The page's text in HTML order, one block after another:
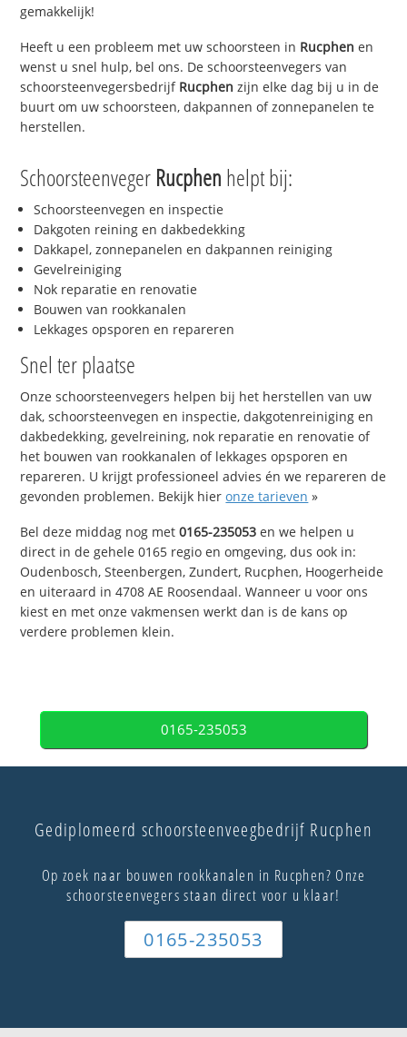
gemakkelijk!
Heeft u een probleem met uw schoorsteen in Rucphen en
wenst u snel hulp, bel ons. De schoorsteenvegers van
schoorsteenvegersbedrijf Rucphen zijn elke dag bij u in de
buurt om uw schoorsteen, dakpannen of zonnepanelen te
herstellen.
Schoorsteenveger Rucphen helpt bij:
Schoorsteenvegen en inspectie
Dakgoten reining en dakbedekking
Dakkapel, zonnepanelen en dakpannen reiniging
Gevelreiniging
Nok reparatie en renovatie
Bouwen van rookkanalen
Lekkages opsporen en repareren
Snel ter plaatse
Onze schoorsteenvegers helpen bij het herstellen van uw
dak, schoorsteenvegen en inspectie, dakgotenreiniging en
dakbedekking, gevelreining, nok reparatie en renovatie of
het bouwen van rookkanalen of lekkages opsporen en
repareren. U krijgt professioneel advies én we repareren de
gevonden problemen. Bekijk hieronze tarieven »
Bel deze middag nog met0165-235053 en we helpen u
direct in de gehele 0165 regio en omgeving, dus ook in:
Oudenbosch, Steenbergen, Zundert, Rucphen, Hoogerheide
en uiteraard in 4708 AE Roosendaal. Wanneer u voor ons
kiest en met onze vakmensen werkt dan is de kans op
verdere problemen klein.
0165-235053
Gediplomeerd schoorsteenveegbedrijf Rucphen
Op zoek naar bouwen rookkanalen in Rucphen? Onze
schoorsteenvegers staan direct voor u klaar!
0165-235053